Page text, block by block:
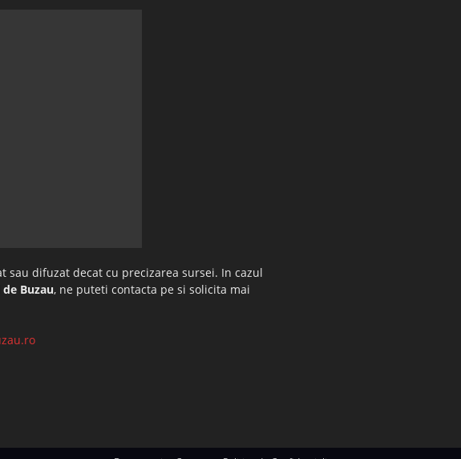
sau difuzat decat cu precizarea sursei. In cazul
Buzau, ne puteti contacta pe si solicita mai